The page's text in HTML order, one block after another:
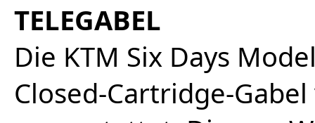
TELEGABEL
Die KTM Six Days
Closed-Cartridge-